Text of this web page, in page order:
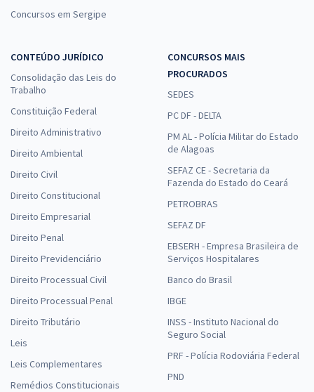
Concursos em Sergipe
CONTEÚDO JURÍDICO
Consolidação das Leis do
Trabalho
Constituição Federal
Direito Administrativo
Direito Ambiental
Direito Civil
Direito Constitucional
Direito Empresarial
Direito Penal
Direito Previdenciário
Direito Processual Civil
Direito Processual Penal
Direito Tributário
Leis
Leis Complementares
Remédios Constitucionais
CONCURSOS MAIS
PROCURADOS
SEDES
PC DF - DELTA
PM AL - Polícia Militar do Estado
de Alagoas
SEFAZ CE - Secretaria da
Fazenda do Estado do Ceará
PETROBRAS
SEFAZ DF
EBSERH - Empresa Brasileira de
Serviços Hospitalares
Banco do Brasil
IBGE
INSS - Instituto Nacional do
Seguro Social
PRF - Polícia Rodoviária Federal
PND